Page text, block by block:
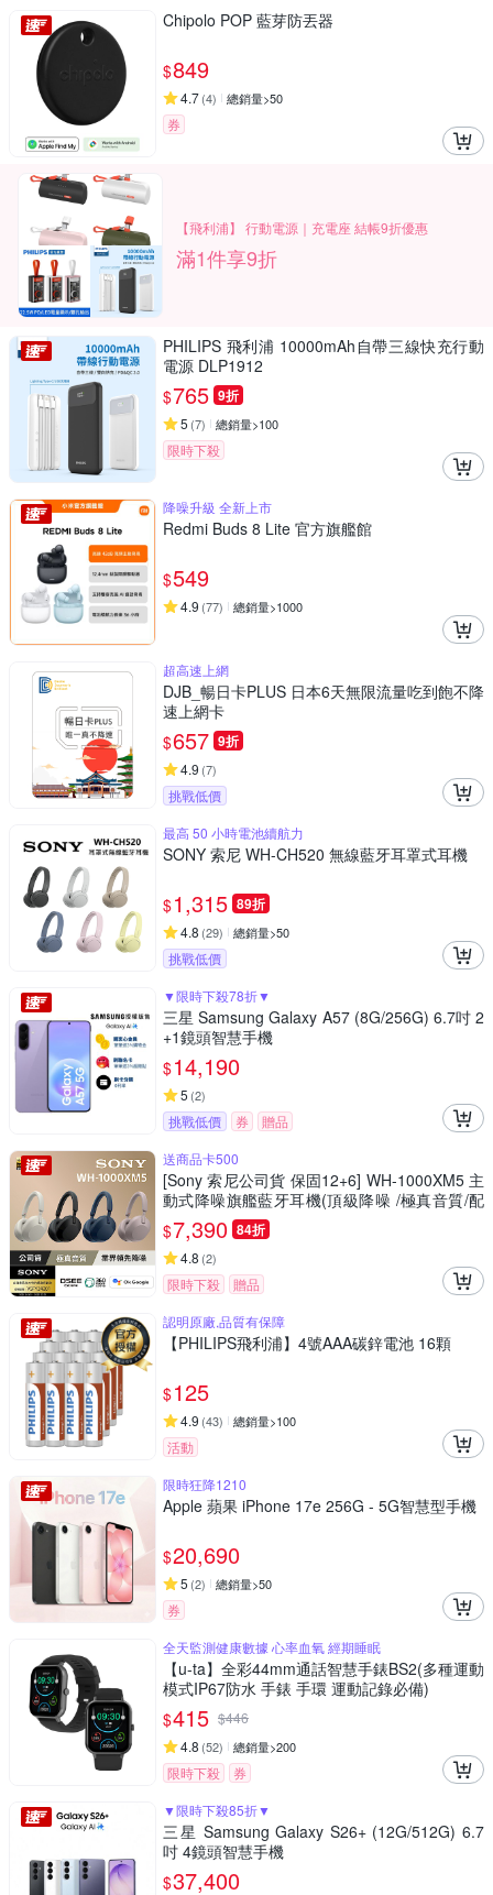
Chipolo POP 藍芽防丟器
$849
4.7(4) 總銷量>50
券
【飛利浦】 行動電源｜充電座 結帳9折優惠
滿1件享9折
PHILIPS 飛利浦 10000mAh自帶三線快充行動
電源 DLP1912
$765 9折
5 (7) 總銷量>100
限時下殺
降噪升級 全新上市
Redmi Buds 8 Lite 官方旗艦館
$549
4.9 (77) 總銷量>1000
超高速上網
DJB_暢日卡PLUS 日本6天無限流量吃到飽不降
速上網卡
$657 9折
4.9 (7)
挑戰低價
最高 50 小時電池續航力
SONY 索尼 WH-CH520 無線藍牙耳罩式耳機
$1,315 89折
4.8 (29) 總銷量>50
挑戰低價
▼限時下殺78折▼
三星 Samsung Galaxy A57 (8G/256G) 6.7吋 2
+1鏡頭智慧手機
$14,190
5 (2)
挑戰低價 券
贈品
送商品卡500
[Sony 索尼公司貨 保固12+6] WH-1000XM5 主
動式降噪旗艦藍牙耳機(頂級降噪 /極真音質/配
戴舒適)
$7,390 84折
4.8 (2)
限時下殺
贈品
認明原廠,品質有保障
【PHILIPS飛利浦】4號AAA碳鋅電池 16顆
$125
4.9 (43) 總銷量>100
活動
限時狂降1210
Apple 蘋果 iPhone 17e 256G - 5G智慧型手機
$20,690
5 (2) 總銷量>50
券
全天監測健康數據 心率血氧 經期睡眠
【u-ta】全彩44mm通話智慧手錶BS2(多種運動
模式IP67防水 手錶 手環 運動記錄必備)
$415 $446
4.8 (52) 總銷量>200
限時下殺
券
▼限時下殺85折▼
三星 Samsung Galaxy S26+ (12G/512G) 6.7
吋 4鏡頭智慧手機
$37,400